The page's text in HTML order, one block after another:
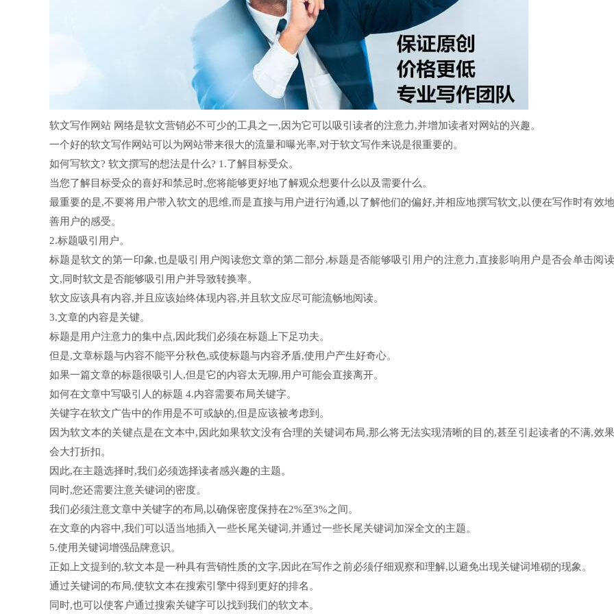
软文写作网站 网络是软文营销必不可少的工具之一,因为它可以吸引读者的注意力,并增加读者对网站的兴趣。
一个好的软文写作网站可以为网站带来很大的流量和曝光率,对于软文写作来说是很重要的。
如何写软文? 软文撰写的想法是什么? 1.了解目标受众。
当您了解目标受众的喜好和禁忌时,您将能够更好地了解观众想要什么以及需要什么。
最重要的是,不要将用户带入软文的思维,而是直接与用户进行沟通,以了解他们的偏好,并相应地撰写软文,以便在写作时有效
善用户的感受。
2.标题吸引用户。
标题是软文的第一印象,也是吸引用户阅读您文章的第二部分,标题是否能够吸引用户的注意力,直接影响用户是否会单击阅
文,同时软文是否能够吸引用户并导致转换率。
软文应该具有内容,并且应该始终体现内容,并且软文应尽可能流畅地阅读。
3.文章的内容是关键。
标题是用户注意力的集中点,因此我们必须在标题上下足功夫。
但是,文章标题与内容不能平分秋色,或使标题与内容矛盾,使用户产生好奇心。
如果一篇文章的标题很吸引人,但是它的内容太无聊,用户可能会直接离开。
如何在文章中写吸引人的标题 4.内容需要布局关键字。
关键字在软文广告中的作用是不可或缺的,但是应该被考虑到。
因为软文本的关键点是在文本中,因此如果软文没有合理的关键词布局,那么将无法实现清晰的目的,甚至引起读者的不满,效
会大打折扣。
因此,在主题选择时,我们必须选择读者感兴趣的主题。
同时,您还需要注意关键词的密度。
我们必须注意文章中关键字的布局,以确保密度保持在2%至3%之间。
在文章的内容中,我们可以适当地插入一些长尾关键词,并通过一些长尾关键词加深全文的主题。
5.使用关键词增强品牌意识。
正如上文提到的,软文本是一种具有营销性质的文字,因此在写作之前必须仔细观察和理解,以避免出现关键词堆砌的现象。
通过关键词的布局,使软文本在搜索引擎中得到更好的排名。
同时,也可以使客户通过搜索关键字可以找到我们的软文本。